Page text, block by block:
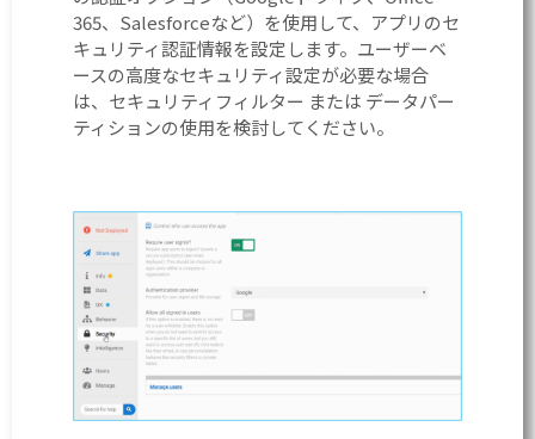
365、Salesforceなど）を使用して、アプリのセ
キュリティ認証情報を設定します。ユーザーベ
ースの高度なセキュリティ設定が必要な場合
は、セキュリティフィルター または データパー
ティションの使用を検討してください。